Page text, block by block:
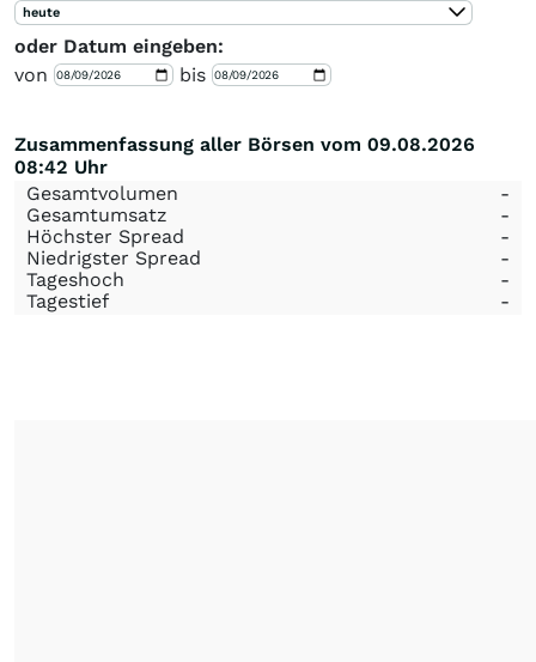
heute
oder Datum eingeben:
von
bis
Zusammenfassung aller Börsen vom 09.08.2026
08:42 Uhr
Gesamtvolumen
-
Gesamtumsatz
-
Höchster Spread
-
Niedrigster Spread
-
Tageshoch
-
Tagestief
-